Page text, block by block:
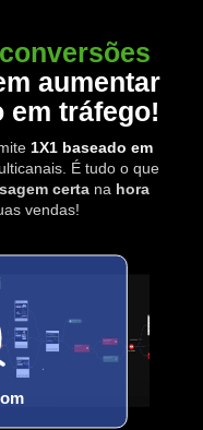
conversões
aumentar
em tráfego!
1X1 baseado em
É tudo o que
certana hora
vendas!